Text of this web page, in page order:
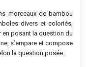
morceaux de bambou
divers et coloriés,
posant la question du
s’empare et compose
la question posée.